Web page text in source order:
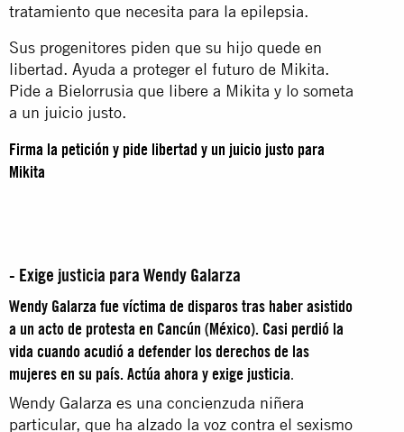
tratamiento que necesita para la epilepsia.
Sus progenitores piden que su hijo quede en
libertad. Ayuda a proteger el futuro de Mikita.
Pide a Bielorrusia que libere a Mikita y lo someta
a un juicio justo.
Firma la petición y pide libertad y un juicio justo para
Mikita
- Exige justicia para Wendy Galarza
Wendy Galarza fue víctima de disparos tras haber asistido
a un acto de protesta en Cancún (México). Casi perdió la
vida cuando acudió a defender los derechos de las
mujeres en su país. Actúa ahora y exige justicia.
Wendy Galarza es una concienzuda niñera
particular, que ha alzado la voz contra el sexismo